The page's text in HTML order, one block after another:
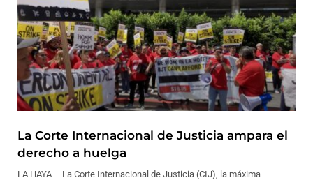
La Corte Internacional de Justicia ampara el
derecho a huelga
LA HAYA – La Corte Internacional de Justicia (CIJ), la máxima